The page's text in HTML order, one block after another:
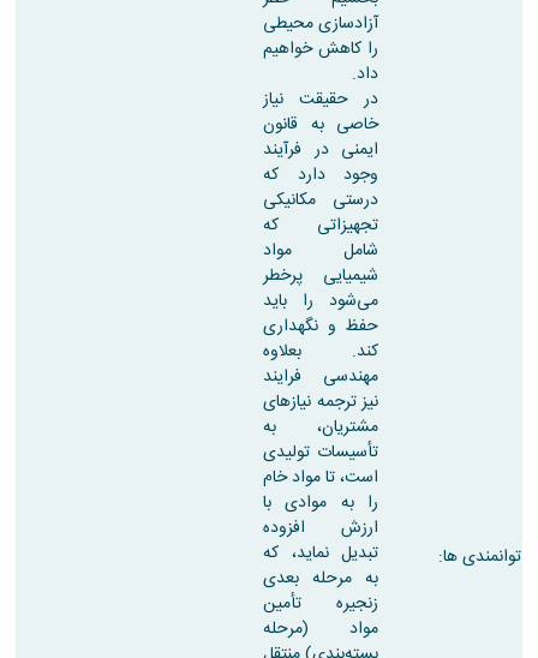
توانمندی ها:
آزادسازی محیطی
را کاهش خواهیم
داد.
در حقیقت نیاز
خاصی به قانون
ایمنی در فرآیند
وجود دارد که
درستی مکانیکی
تجهیزاتی که
شامل مواد
شیمیایی پرخطر
می‌شود را باید
حفظ و نگهداری
کند. بعلاوه
مهندسی فرایند
نیز ترجمه نیازهای
مشتریان، به
تأسیسات تولیدی
است، تا مواد خام
را به موادی با
ارزش افزوده
تبدیل نماید، که
به مرحله بعدی
زنجیره تأمین
مواد (مرحله